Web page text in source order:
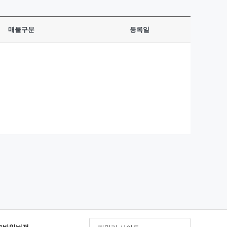
매물구분 등록일